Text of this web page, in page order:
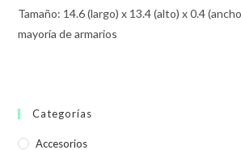
Tamaño: 14.6 (largo) x 13.4 (alto) x 0.4
mayoría de armarios
Categorías
Accesorios